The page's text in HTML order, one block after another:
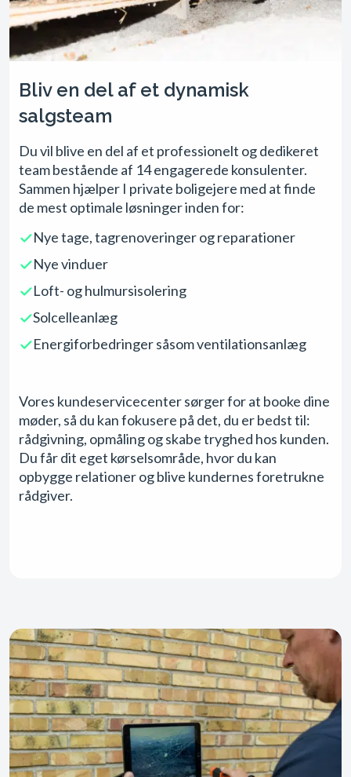
Bliv en del af et dynamisk
salgsteam
Du vil blive en del af et professionelt og dedikeret
team bestående af 14 engagerede konsulenter.
Sammen hjælper I private boligejere med at finde
de mest optimale løsninger inden for:
Nye tage, tagrenoveringer og reparationer
Nye vinduer
Loft- og hulmursisolering
Solcelleanlæg
Energiforbedringer såsom ventilationsanlæg
Vores kundeservicecenter sørger for at booke dine
møder, så du kan fokusere på det, du er bedst til:
rådgivning, opmåling og skabe tryghed hos kunden.
Du får dit eget kørselsområde, hvor du kan
opbygge relationer og blive kundernes foretrukne
rådgiver.